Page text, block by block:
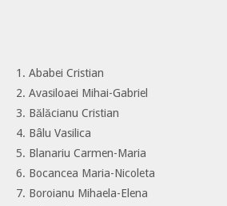
1. Ababei Cristian
2. Avasiloaei Mihai-Gabriel
3. Bălăcianu Cristian
4. Bâlu Vasilica
5. Blanariu Carmen-Maria
6. Bocancea Maria-Nicoleta
7. Boroianu Mihaela-Elena